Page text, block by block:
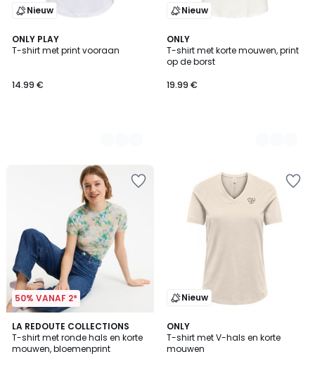
Nieuw
ONLY PLAY
T-shirt met print vooraan
14.99 €
2
Kleuren
Nieuw
ONLY
T-shirt met korte mouwen, print
op de borst
19.99 €
2
Kleuren
50% VANAF 2*
LA REDOUTE COLLECTIONS
T-shirt met ronde hals en korte
mouwen, bloemenprint
4.5
/ 5
Nieuw
ONLY
T-shirt met V-hals en korte
mouwen
3
Kleuren